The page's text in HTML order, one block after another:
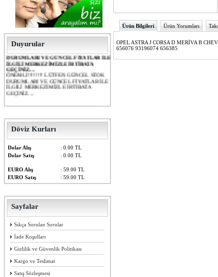
Duyurular
ÖNEMLİ!!!!!!!! LÜTFEN GÜNCEL STOK
DURUMLARI VE GÜNCEL FİYATLAR İLE
İLGİLİ MERKEZİMİZLE İRTİBATA
GEÇİNİZ....
ÖNEMLİ!!!!!!!! LÜTFEN GÜNCEL STOK
DURUMLARI VE GÜNCEL FİYATLAR İLE
İLGİLİ MERKEZİMİZLE İRTİBATA
GEÇİNİZ....
Döviz Kurları
Dolar Alış
: 0.00 TL
Dolar Satış
: 0.00 TL
EURO Alış
: 59.00 TL
EURO Satış
: 59.00 TL
Sayfalar
Sıkça Sorulan Sorular
İade Koşulları
Gizlilik ve Güvenlik Politikası
Kargo ve Teslimat
Satış Sözleşmesi
Ürün Bilgileri Ürün Yorumları
OPEL ASTRA J CORSA D MERİVA B
656076 93196074 656385